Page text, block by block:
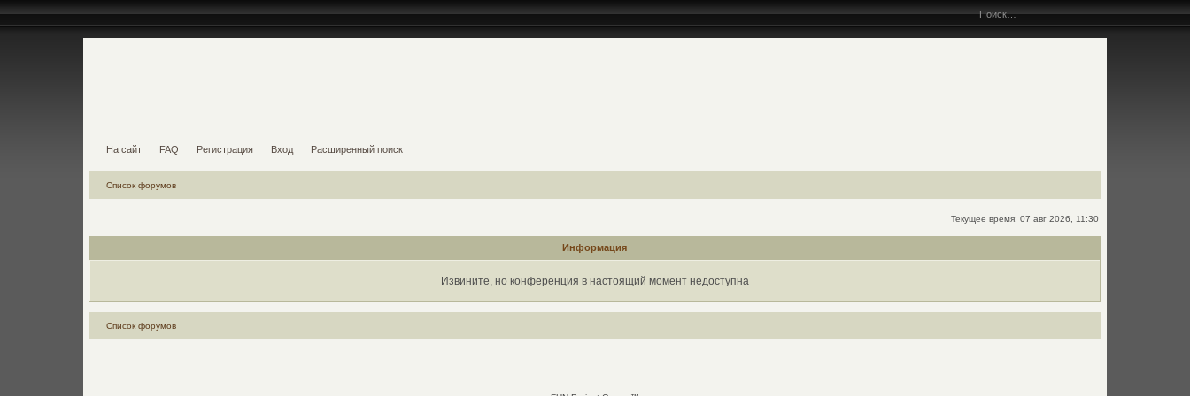
На сайт FAQ Регистрация Вход Расширенный поиск
Список форумов
Текущее время: 07 авг 2026, 11:30
Информация
Извините, но конференция в настоящий момент недоступна
Список форумов